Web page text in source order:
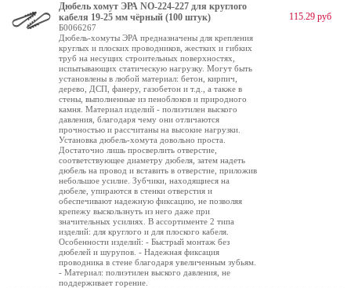
Дюбель хомут ЭРА NO-224-227 для круглого
кабеля 19-25 мм чёрный (100 штук)
Б0066267
Дюбель-хомуты ЭРА предназначены для крепления
круглых и плоских проводников, жестких и гибких
труб на несущих строительных поверхностях,
испытывающих статическую нагрузку. Могут быть
установлены в любой материал: бетон, кирпич,
дерево, ДСП, фанеру, газобетон и т.д., а также в
стены, выполненные из пеноблоков и природного
камня. Материал изделий - полиэтилен выского
давления, благодаря чему они отличаются
прочностью и рассчитаны на высокие нагрузки.
Установка дюбель-хомута довольно проста.
Достаточно лишь просверлить отверстие,
соответствующее диаметру дюбеля, затем надеть
дюбель на провод и вставить в отверстие, приложив
небольшое усилие. Зубчики, находящиеся на
дюбеле, упираются в стенки отверстия и
обеспечивают надежную фиксацию, не позволяя
крепежу выскользнуть из него даже при
значительных усилиях. В ассортименте 2 типа
изделий: для круглого и для плоского кабеля.
Особенности изделий: - Быстрый монтаж без
дюбелей и шурупов. - Надежная фиксация
проводника в стене благодаря увеличенным зубьям.
- Материал: полиэтилен выского давления, не
поддерживает горение.
115.29 руб